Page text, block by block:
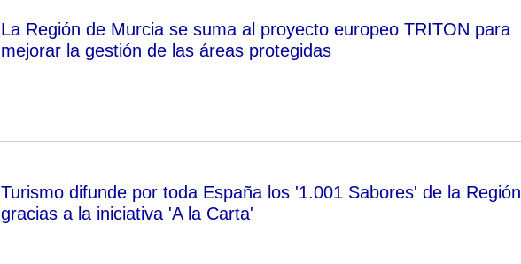
La Región de Murcia se suma al proyecto europeo TRITON para
mejorar la gestión de las áreas protegidas
Turismo difunde por toda España los '1.001 Sabores' de la Región
gracias a la iniciativa 'A la Carta'